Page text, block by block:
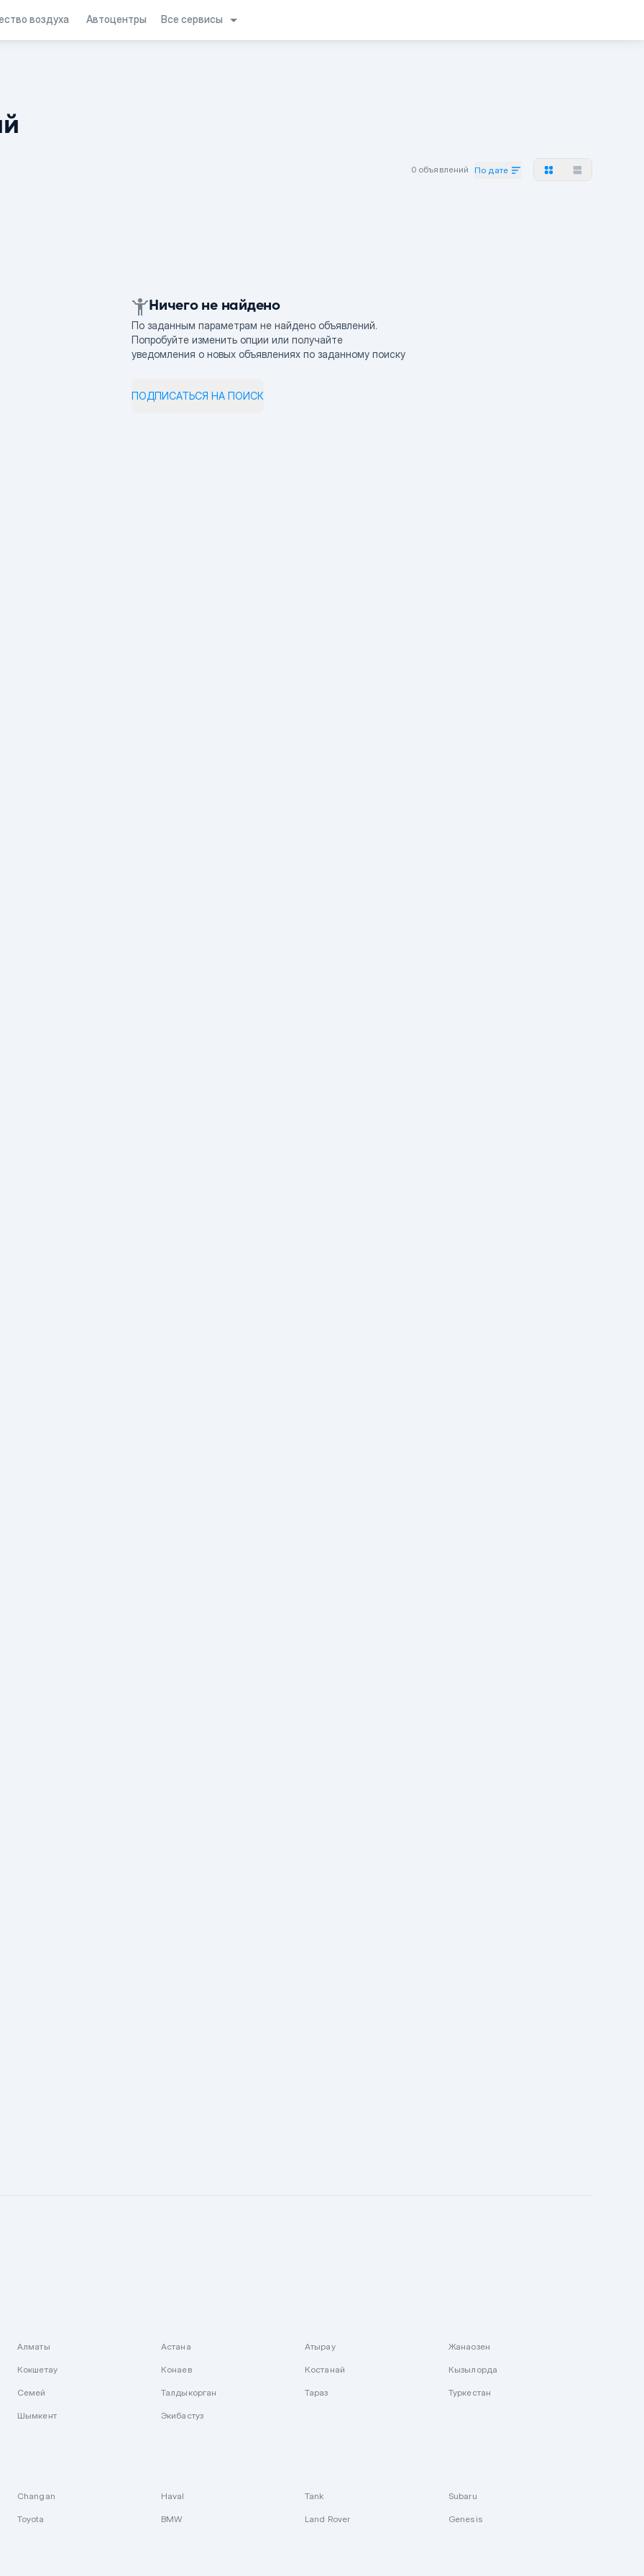
воздуха Автоцентры Все сервисы
0 объявлений По дате
Ничего не найдено
По заданным параметрам не найдено объявлений.
Попробуйте изменить опции или получайте
уведомления о новых объявлениях по заданному поиску
ПОДПИСАТЬСЯ НА ПОИСК
Алматы Астана Атырау Жанаозен
Кокшетау Конаев Костанай Кызылорда
Семей Талдыкорган Тараз Туркестан
Шымкент Экибастуз
Changan Haval Tank Subaru
Toyota BMW Land Rover Genesis